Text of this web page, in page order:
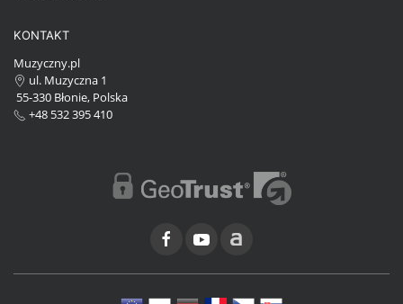
KONTAKT
Muzyczny.pl
ul. Muzyczna 1
55-330 Błonie, Polska
+48 532 395 410